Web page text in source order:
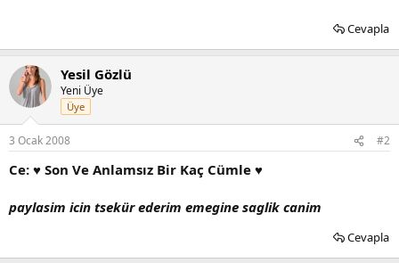
Cevapla
Yesil Gözlü
Yeni Üye
Üye
3 Ocak 2008 #2
Ce: ♥ Son Ve Anlamsız Bir Kaç Cümle ♥
paylasim icin tsekür ederim emegine saglik canim
Cevapla